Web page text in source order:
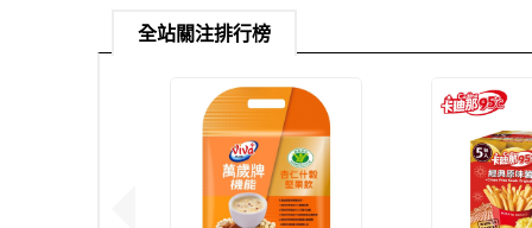
全站關注排行榜